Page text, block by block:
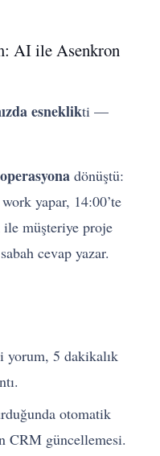
AI ile Asenkron
esneklikti —
dönüştü:
yapar, 14:00’te
ile müşteriye proje
cevap yazar.
yorum, 5 dakikalık
otomatik
CRM güncellemesi.